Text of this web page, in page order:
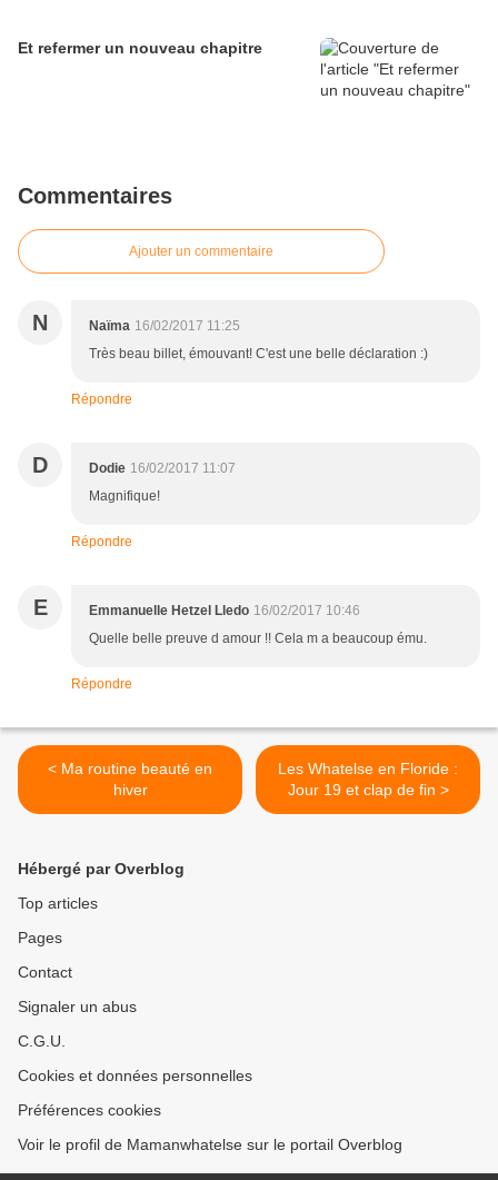
Et refermer un nouveau chapitre
Commentaires
Ajouter un commentaire
N Naïma 16/02/2017 11:25
Très beau billet, émouvant! C'est une belle déclaration :)
Répondre
D Dodie 16/02/2017 11:07
Magnifique!
Répondre
E Emmanuelle Hetzel Lledo 16/02/2017 10:46
Quelle belle preuve d amour !! Cela m a beaucoup ému.
Répondre
< Ma routine beauté en
hiver
Les Whatelse en Floride :
Jour 19 et clap de fin >
Hébergé par Overblog
Top articles
Pages
Contact
Signaler un abus
C.G.U.
Cookies et données personnelles
Préférences cookies
Voir le profil de Mamanwhatelse sur le portail Overblog